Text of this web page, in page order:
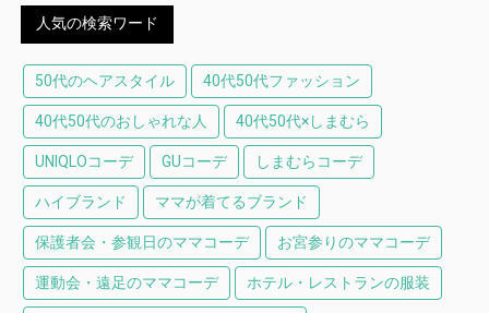
人気の検索ワード
50代のヘアスタイル 40代50代ファッション
40代50代のおしゃれな人 40代50代×しまむら
UNIQLOコーデ GUコーデ しまむらコーデ
ハイブランド ママが着てるブランド
保護者会・参観日のママコーデ お宮参りのママコーデ
運動会・遠足のママコーデ ホテル・レストランの服装